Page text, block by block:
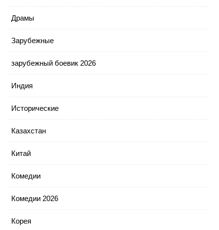
Драмы
Зарубежные
зарубежный боевик 2026
Индия
Исторические
Казахстан
Китай
Комедии
Комедии 2026
Корея